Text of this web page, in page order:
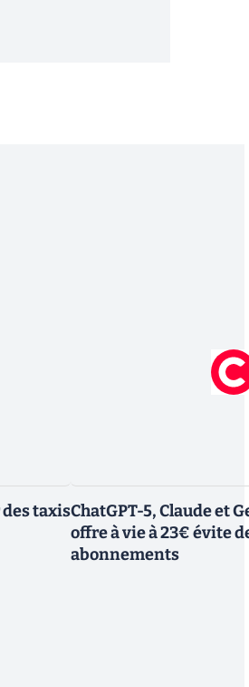
taxisChatGPT-5, Claude et
offre à vie à 23€ évite
abonnements